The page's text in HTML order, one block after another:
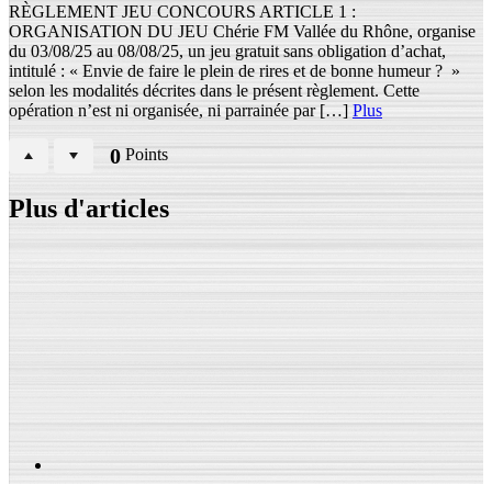
RÈGLEMENT JEU CONCOURS ARTICLE 1 :
ORGANISATION DU JEU Chérie FM Vallée du Rhône, organise
du 03/08/25 au 08/08/25, un jeu gratuit sans obligation d’achat,
intitulé : « Envie de faire le plein de rires et de bonne humeur ? »
selon les modalités décrites dans le présent règlement. Cette
opération n’est ni organisée, ni parrainée par […] Plus
0 Points
Plus d'articles